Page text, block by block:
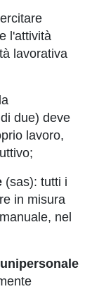
l'attività
lavorativa
due) deve
lavoro,
(sas): tutti i
in misura
nel